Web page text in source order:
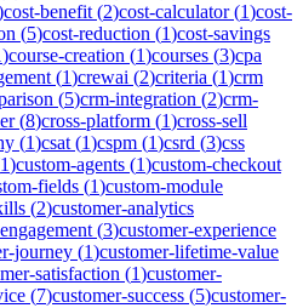
cost-benefit (2)cost-calculator(1)cost-
(5)cost-reduction (1)cost-savings
)course-creation (1)courses (3)cpa
(1)crewai (2)criteria (1)crm
(5)crm-integration (2)crm-
(8)cross-platform (1)cross-sell
(1)csat (1)cspm (1)csrd (3)css
1)custom-agents (1)custom-checkout
fields (1)custom-module
(2)customer-analytics
(3)customer-experience
journey (1)customer-lifetime-value
satisfaction (1)customer-
(7)customer-success (5)customer-